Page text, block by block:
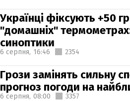
Українці фіксують +50
"домашніх"
синоптики
6 серпня, 16:46 2354
Грози замінять сильну
прогноз погоди на
6 серпня, 08:00 3357